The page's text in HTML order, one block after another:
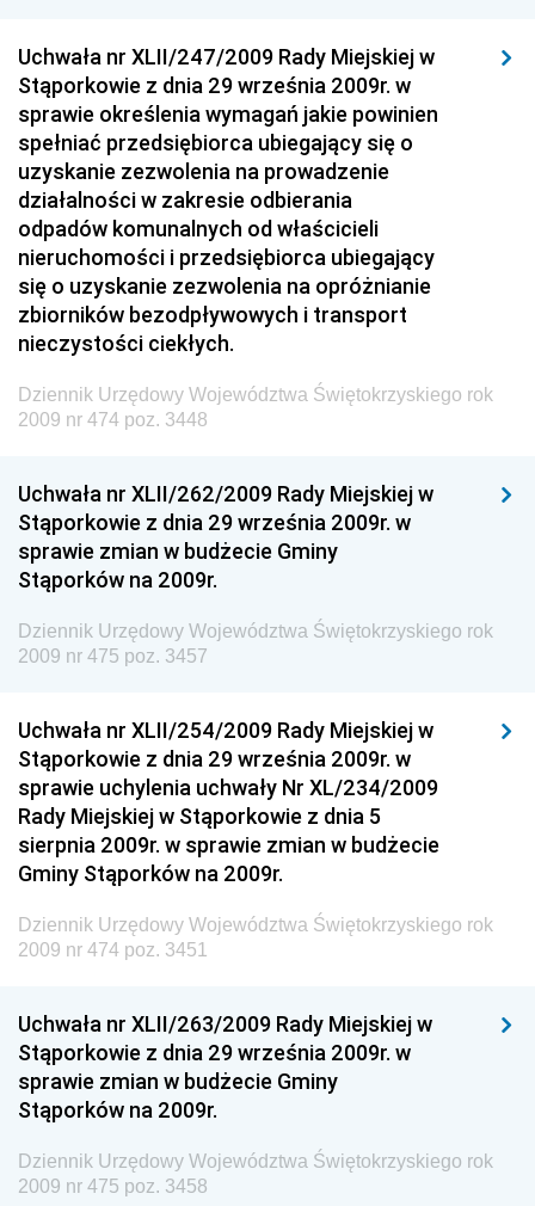
Dziennik Urzędowy Wyższego Urzędu Górniczego
Dziennik Urzędowy Prezesa Urzędu Transportu
Kolejowego
Dziennik Urzędowy Ministra Przedsiębiorczości i
Technologii
Dziennik Urzędowy Ministra Inwestycji i Rozwoju
Dziennik Urzędowy Naczelnego Dyrektora Archiwów
Państwowych
Dziennik Urzędowy Ministra Finansów, Inwestycji i
Dziennik Urzędowy Ministra Klimatu
Dziennik Urzędowy Ministra Funduszy i Polityki
Regionalnej
Dziennik Urzędowy Ministra Aktywów Państwowych
Dziennik Urzędowy Ministra Zdrowia
Dziennik Urzędowy Ministra Środowiska i Głównego
Inspektora Ochrony Środowiska
Dziennik Urzędowy Ministerstwa Kultury, Dziedzictwa
Narodowego i Sportu
Dziennik Urzędowy Ministra Finansów, Funduszy i
Polityki Regionalnej
Dziennik Urzędowy Ministra Rozwoju, Pracy i
Technologii
Dziennik Urzędowy Ministra Kultury, Dziedzictwa
Dziennik Urzędowy Ministra Rodziny i Polityki
Społecznej
Dziennik Urzędowy Komendy Głównej Straży
Granicznej
Dziennik Urzędowy Głównego Inspektoratu Transportu
Drogowego
Uchwała nr XLII/247/2009 Rady Miejskiej w
Stąporkowie z dnia 29 września 2009r. w
sprawie określenia wymagań jakie powinien
spełniać przedsiębiorca ubiegający się o
uzyskanie zezwolenia na prowadzenie
działalności w zakresie odbierania
odpadów komunalnych od właścicieli
nieruchomości i przedsiębiorca ubiegający
się o uzyskanie zezwolenia na opróżnianie
zbiorników bezodpływowych i transport
nieczystości ciekłych.
Dziennik Urzędowy Województwa Świętokrzyskiego rok
2009 nr 474 poz. 3448
Uchwała nr XLII/262/2009 Rady Miejskiej w
Stąporkowie z dnia 29 września 2009r. w
sprawie zmian w budżecie Gminy
Stąporków na 2009r.
Dziennik Urzędowy Województwa Świętokrzyskiego rok
2009 nr 475 poz. 3457
Uchwała nr XLII/254/2009 Rady Miejskiej w
Stąporkowie z dnia 29 września 2009r. w
sprawie uchylenia uchwały Nr XL/234/2009
Rady Miejskiej w Stąporkowie z dnia 5
sierpnia 2009r. w sprawie zmian w budżecie
Gminy Stąporków na 2009r.
Dziennik Urzędowy Województwa Świętokrzyskiego rok
2009 nr 474 poz. 3451
Uchwała nr XLII/263/2009 Rady Miejskiej w
Stąporkowie z dnia 29 września 2009r. w
sprawie zmian w budżecie Gminy
Stąporków na 2009r.
Dziennik Urzędowy Województwa Świętokrzyskiego rok
2009 nr 475 poz. 3458